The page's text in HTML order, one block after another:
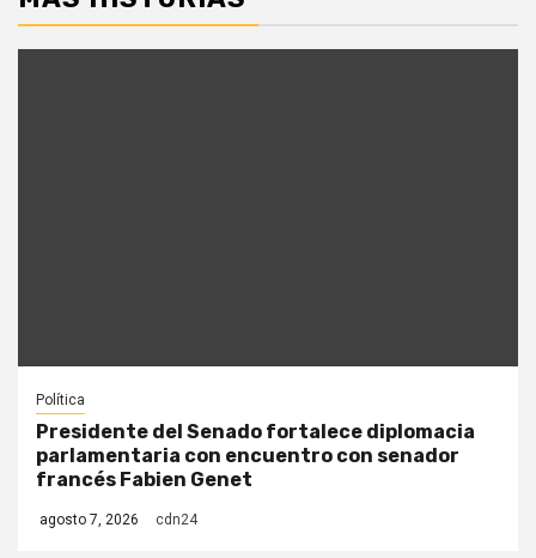
Política
Presidente del Senado fortalece diplomacia
parlamentaria con encuentro con senador
francés Fabien Genet
agosto 7, 2026 cdn24